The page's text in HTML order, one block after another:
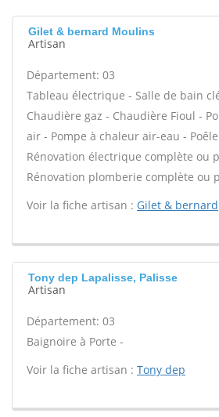
Gilet & bernard Moulins
Artisan
Département: 03
Tableau électrique - Salle de bain
Chaudière gaz - Chaudière Fioul -
air - Pompe à chaleur air-eau -
Rénovation électrique complète ou
Rénovation plomberie complète ou
Voir la fiche artisan : Gilet & bernard
Tony dep Lapalisse, Palisse
Artisan
Département: 03
Baignoire à Porte -
Voir la fiche artisan : Tony dep